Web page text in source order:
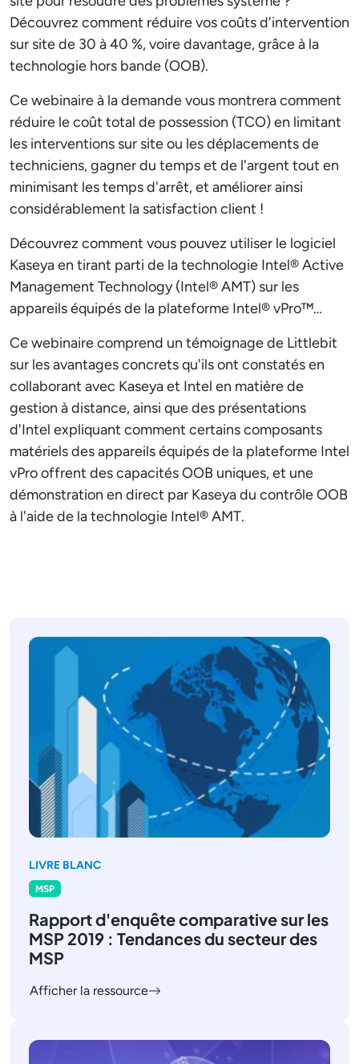
Découvrez comment réduire vos coûts d'intervention
sur site de 30 à 40 %, voire davantage, grâce à la
technologie hors bande (OOB).
Ce webinaire à la demande vous montrera comment
réduire le coût total de possession (TCO) en limitant
les interventions sur site ou les déplacements de
techniciens, gagner du temps et de l'argent tout en
minimisant les temps d'arrêt, et améliorer ainsi
considérablement la satisfaction client !
Découvrez comment vous pouvez utiliser le logiciel
Kaseya en tirant parti de la technologie Intel® Active
Management Technology (Intel® AMT) sur les
appareils équipés de la plateforme Intel® vPro™…
Ce webinaire comprend un témoignage de Littlebit
sur les avantages concrets qu'ils ont constatés en
collaborant avec Kaseya et Intel en matière de
gestion à distance, ainsi que des présentations
d'Intel expliquant comment certains composants
matériels des appareils équipés de la plateforme Intel
vPro offrent des capacités OOB uniques, et une
démonstration en direct par Kaseya du contrôle OOB
à l'aide de la technologie Intel® AMT.
LIVRE BLANC
MSP
Rapport d'enquête comparative sur les
MSP 2019 : Tendances du secteur des
MSP
Afficher la ressource